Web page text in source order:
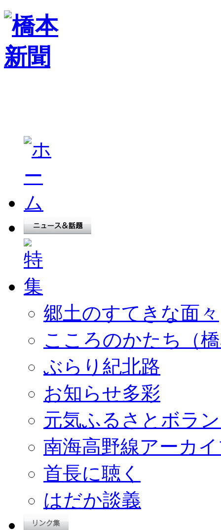
郷土のすてきな面々
こころのかたち（
ぶらり紀北路
お知らせ多彩
元気ふるさとボラ
南海高野線アーカ
首長に聴く
はだか談義